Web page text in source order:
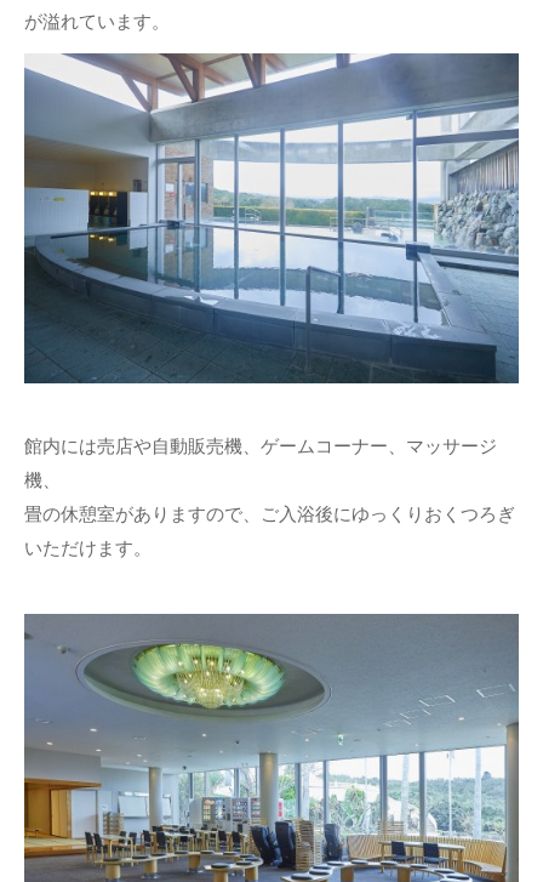
が溢れています。
館内には売店や自動販売機、ゲームコーナー、マッサージ
機、
畳の休憩室がありますので、ご入浴後にゆっくりおくつろぎ
いただけます。